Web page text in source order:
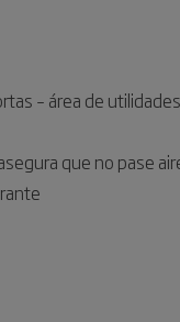
– área de
que no pase